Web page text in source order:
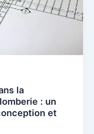
la
: un
et